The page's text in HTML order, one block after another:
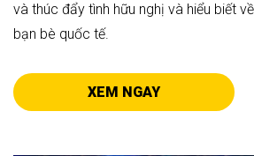
và thúc đẩy tình hữu nghị và hiểu biết
bạn bè quốc tế.
XEM NGAY